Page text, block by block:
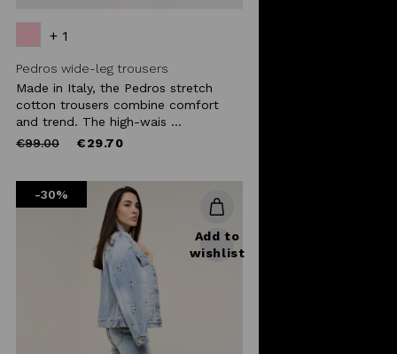
+ 1
Pedros wide-leg trousers
Made in Italy, the Pedros stretch
cotton trousers combine comfort
and trend. The high-wais ...
Price
€99.00to €29.70
-30%
Add to
wishlist